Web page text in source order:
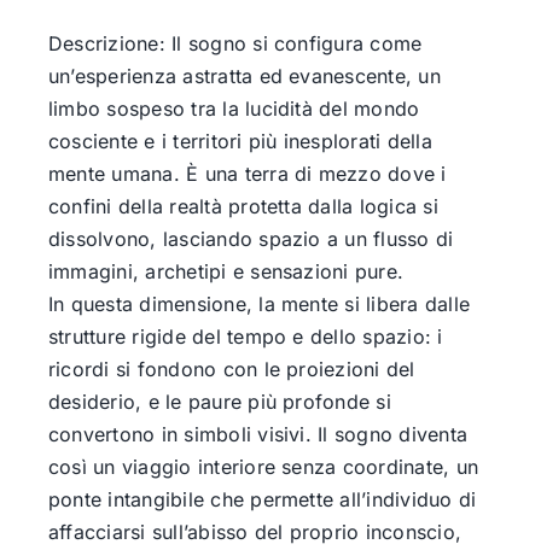
Descrizione: Il sogno si configura come
un’esperienza astratta ed evanescente, un
limbo sospeso tra la lucidità del mondo
cosciente e i territori più inesplorati della
mente umana. È una terra di mezzo dove i
confini della realtà protetta dalla logica si
dissolvono, lasciando spazio a un flusso di
immagini, archetipi e sensazioni pure.
In questa dimensione, la mente si libera dalle
strutture rigide del tempo e dello spazio: i
ricordi si fondono con le proiezioni del
desiderio, e le paure più profonde si
convertono in simboli visivi. Il sogno diventa
così un viaggio interiore senza coordinate, un
ponte intangibile che permette all’individuo di
affacciarsi sull’abisso del proprio inconscio,